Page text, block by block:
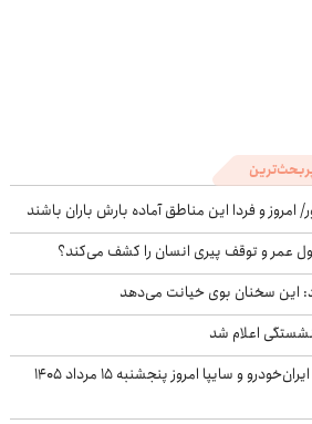
امروز و فردا این مناطق آماده بارش باران باشند
این سخنان بوی خیانت می‌دهد
اعلام شد
تغییر تند قیمت محصولات ایران‌خودرو و سایپا امروز پنجشنبه ۱۵ مرداد ۱۴۰۵